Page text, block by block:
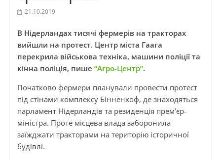
21.10.2019
В Нідерландах тисячі фермерів на тракторах
вийшли на протест. Центр міста Гаага
перекрила військова техніка, машини поліції та
кінна поліція, пише “Агро-Центр”.
Початково фермери планували провести протест
під стінами комплексу Бінненхоф, де знаходяться
парламент Нідерландів та резиденція прем’єр-
міністра. Проте місцева влада заборонила
заїжджати тракторами на територію історичної
будівлі.